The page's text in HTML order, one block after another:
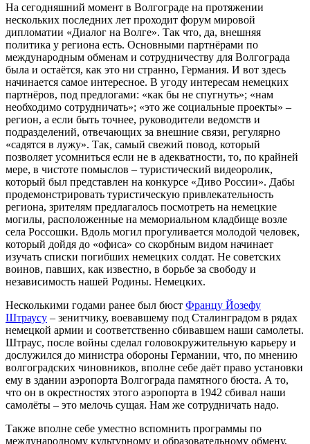
На сегодняшний момент в Волгограде на протяжении
нескольких последних лет проходит форум мировой
дипломатии «Диалог на Волге». Так что, да, внешняя
политика у региона есть. Основными партнёрами по
международным обменам и сотрудничеству для Волгограда
была и остаётся, как это ни странно, Германия. И вот здесь
начинается самое интересное. В угоду интересам немецких
партнёров, под предлогами: «как бы не спугнуть»; «нам
необходимо сотрудничать»; «это же социальные проекты» –
регион, а если быть точнее, руководители ведомств и
подразделений, отвечающих за внешние связи, регулярно
«садятся в лужу». Так, самый свежий повод, который
позволяет усомниться если не в адекватности, то, по крайней
мере, в чистоте помыслов – туристический видеоролик,
который был представлен на конкурсе «Диво России». Дабы
продемонстрировать туристическую привлекательность
региона, зрителям предлагалось посмотреть на немецкие
могилы, расположенные на мемориальном кладбище возле
села Россошки. Вдоль могил прогуливается молодой человек,
который дойдя до «офиса» со скорбным видом начинает
изучать списки погибших немецких солдат. Не советских
воинов, павших, как известно, в борьбе за свободу и
независимость нашей Родины. Немецких.
Несколькими годами ранее был бюст Францу Йозефу
Штраусу – зенитчику, воевавшему под Сталинградом в рядах
немецкой армии и соответственно сбивавшем наши самолеты.
Штраус, после войны сделал головокружительную карьеру и
дослужился до министра обороны Германии, что, по мнению
волгоградских чиновников, вполне себе даёт право установки
ему в здании аэропорта Волгограда памятного бюста. А то,
что он в окрестностях этого аэропорта в 1942 сбивал наши
самолёты – это мелочь сущая. Нам же сотрудничать надо.
Также вполне себе уместно вспомнить программы по
международному культурному и образовательному обмену,